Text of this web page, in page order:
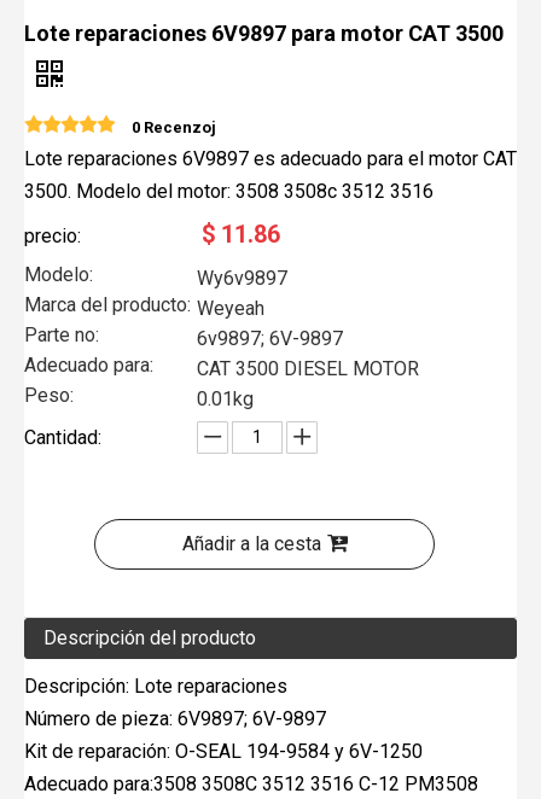
Lote reparaciones 6V9897 para motor CAT 3500
0 Recenzoj
Lote reparaciones 6V9897 es adecuado para el motor CAT
3500. Modelo del motor: 3508 3508c 3512 3516
precio:
$ 11.86
Modelo:
Wy6v9897
Marca del producto: Weyeah
Parte no:
6v9897; 6V-9897
Adecuado para:
CAT 3500 DIESEL MOTOR
Peso:
0.01kg
Cantidad:
Añadir a la cesta
Descripción del producto
Descripción: Lote reparaciones
Número de pieza: 6V9897; 6V-9897
Kit de reparación: O-SEAL 194-9584 y 6V-1250
Adecuado para:3508 3508C 3512 3516 C-12 PM3508